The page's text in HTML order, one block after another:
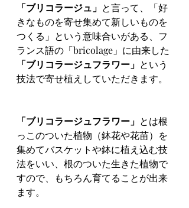
「ブリコラージュ」 と言って、「好
きなものを寄せ集めて新しいものを
つくる」という意味合いがある、フ
ランス語の「bricolage」に由来した
「ブリコラージュフラワー」 という
技法で寄せ植えしていただきます。
「ブリコラージュフラワー」 とは根
っこのついた植物（鉢花や花苗）を
集めてバスケットや鉢に植え込む技
法をいい、根のついた生きた植物で
すので、もちろん育てることが出来
ます。